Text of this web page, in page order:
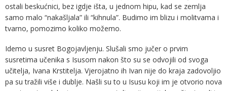
ostali beskućnici, bez igdje išta, u jednom hipu, kad se zemlja
samo malo “nakašljala” ili “kihnula”. Budimo im blizu i molitvama i
tvarno, pomozimo koliko možemo.
Idemo u susret Bogojavljenju. Slušali smo jučer o prvim
susretima učenika s Isusom nakon što su se odvojili od svoga
učitelja, Ivana Krstitelja. Vjerojatno ih Ivan nije do kraja zadovoljio
pa su tražili više i dublje. Našli su to u Isusu koji im je otvorio nova